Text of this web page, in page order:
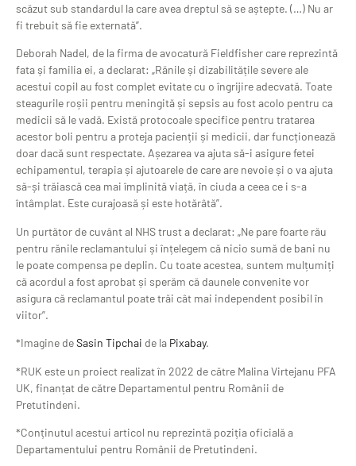
scăzut sub standardul la care avea dreptul să se aștepte. (…) Nu ar
fi trebuit să fie externată”.
Deborah Nadel, de la firma de avocatură Fieldfisher care reprezintă
fata și familia ei, a declarat: „Rănile și dizabilitățile severe ale
acestui copil au fost complet evitate cu o îngrijire adecvată. Toate
steagurile roșii pentru meningită și sepsis au fost acolo pentru ca
medicii să le vadă. Există protocoale specifice pentru tratarea
acestor boli pentru a proteja pacienții și medicii, dar funcționează
doar dacă sunt respectate. Așezarea va ajuta să-i asigure fetei
echipamentul, terapia și ajutoarele de care are nevoie și o va ajuta
să-și trăiască cea mai împlinită viață, în ciuda a ceea ce i s-a
întâmplat. Este curajoasă și este hotărâtă”.
Un purtător de cuvânt al NHS trust a declarat: „Ne pare foarte rău
pentru rănile reclamantului și înțelegem că nicio sumă de bani nu
le poate compensa pe deplin. Cu toate acestea, suntem mulțumiți
că acordul a fost aprobat și sperăm că daunele convenite vor
asigura că reclamantul poate trăi cât mai independent posibil în
viitor”.
*Imagine deSasin Tipchai de la Pixabay.
*RUK este un proiect realizat în 2022 de către Malina Virtejanu PFA
UK, finanțat de către Departamentul pentru Românii de
Pretutindeni.
*Conținutul acestui articol nu reprezintă poziția oficială a
Departamentului pentru Românii de Pretutindeni.